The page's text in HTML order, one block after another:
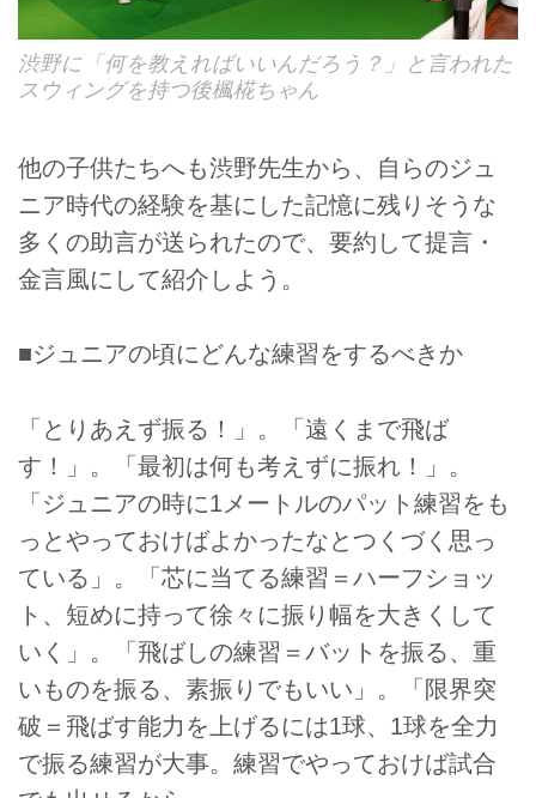
渋野に「何を教えればいいんだろう？」と言われた
スウィングを持つ後楓椛ちゃん
他の子供たちへも渋野先生から、自らのジュ
ニア時代の経験を基にした記憶に残りそうな
多くの助言が送られたので、要約して提言・
金言風にして紹介しよう。
■ジュニアの頃にどんな練習をするべきか
「とりあえず振る！」。「遠くまで飛ば
す！」。「最初は何も考えずに振れ！」。
「ジュニアの時に1メートルのパット練習をも
っとやっておけばよかったなとつくづく思っ
ている」。「芯に当てる練習＝ハーフショッ
ト、短めに持って徐々に振り幅を大きくして
いく」。「飛ばしの練習＝バットを振る、重
いものを振る、素振りでもいい」。「限界突
破＝飛ばす能力を上げるには1球、1球を全力
で振る練習が大事。練習でやっておけば試合